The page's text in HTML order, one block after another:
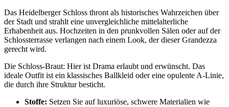
Das Heidelberger Schloss thront als historisches Wahrzeichen über
der Stadt und strahlt eine unvergleichliche mittelalterliche
Erhabenheit aus. Hochzeiten in den prunkvollen Sälen oder auf der
Schlossterrasse verlangen nach einem Look, der dieser Grandezza
gerecht wird.
Die Schloss-Braut: Hier ist Drama erlaubt und erwünscht. Das
ideale Outfit ist ein klassisches Ballkleid oder eine opulente A-Linie,
die durch ihre Struktur besticht.
Stoffe: Setzen Sie auf luxuriöse, schwere Materialien wie